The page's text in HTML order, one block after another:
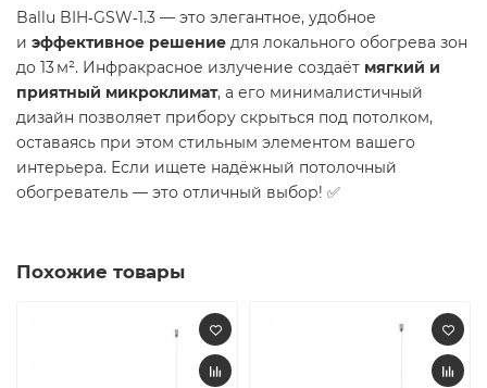
Ballu BIH‑GSW‑1.3 — это элегантное, удобное
и эффективное решение для локального обогрева зон
до 13 м². Инфракрасное излучение создаёт мягкий и
приятный микроклимат, а его минималистичный
дизайн позволяет прибору скрыться под потолком,
оставаясь при этом стильным элементом вашего
интерьера. Если ищете надёжный потолочный
обогреватель — это отличный выбор! ✅
Похожие товары